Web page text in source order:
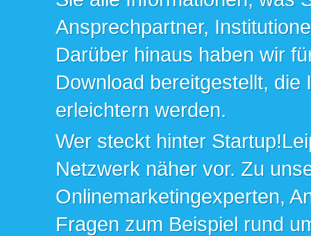
Ansprechpartner,
Darüber hinaus haben wir
Download bereitgestellt,
erleichtern werden.
Wer steckt hinter
Netzwerk näher vor. Zu
Onlinemarketingexperten,
Fragen zum Beispiel rund